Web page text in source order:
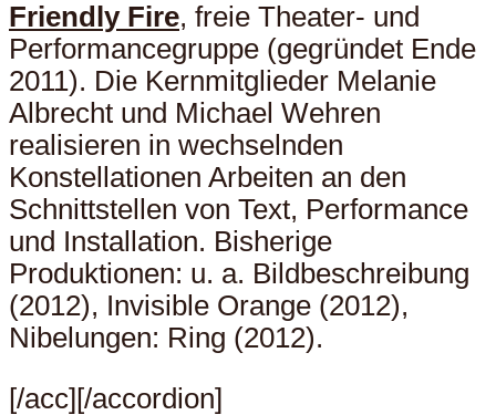
Friendly Fire, freie Theater- und
Performancegruppe (gegründet Ende
2011). Die Kernmitglieder Melanie
Albrecht und Michael Wehren
realisieren in wechselnden
Konstellationen Arbeiten an den
Schnittstellen von Text, Performance
und Installation. Bisherige
Produktionen: u. a. Bildbeschreibung
(2012), Invisible Orange (2012),
Nibelungen: Ring (2012).
[/acc][/accordion]